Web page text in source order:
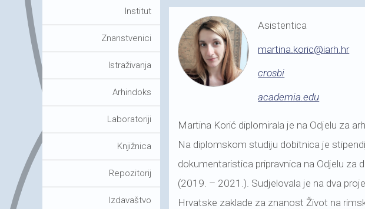
Institut
Znanstvenici
Istraživanja
Arhindoks
Laboratoriji
Knjižnica
Repozitorij
Izdavaštvo
Asistentica
martina.koric@iarh.hr
crosbi
academia.edu
Martina Korić diplomirala je na Odjelu za
Na diplomskom studiju dobitnica je
dokumentaristica pripravnica na Odjelu
(2019. – 2021.). Sudjelovala je na dva
Hrvatske zaklade za znanost Život na